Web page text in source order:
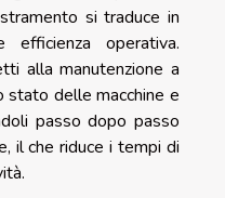
si traduce in
efficienza operativa.
alla manutenzione a
stato delle macchine e
passo dopo passo
il che riduce i tempi di